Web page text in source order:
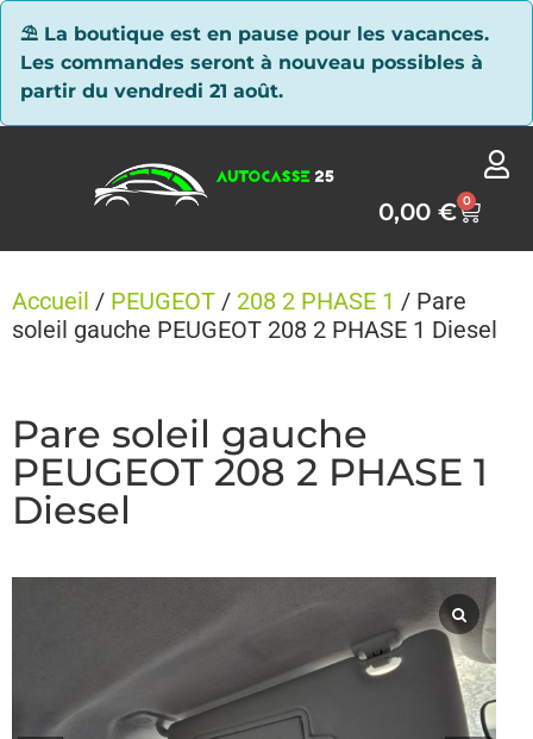
⛱ La boutique est en pause pour les vacances.
Les commandes seront à nouveau possibles à
partir du vendredi 21 août.
0,00€ 0
Accueil / PEUGEOT / 208 2 PHASE 1 / Pare
soleil gauche PEUGEOT 208 2 PHASE 1 Diesel
Pare soleil gauche
PEUGEOT 208 2 PHASE 1
Diesel
Panneau de gestion des cookies